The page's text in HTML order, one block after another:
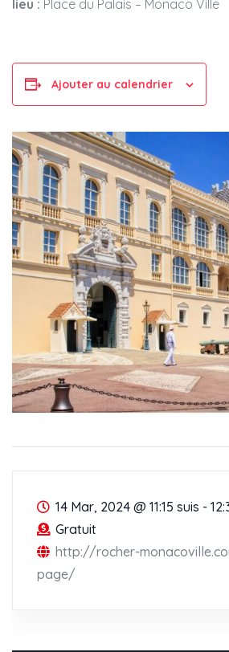
lieu : Place du Palais – Monaco Ville
Ajouter au calendrier
14 Mar, 2024 @ 11:15 suis -
Gratuit
http://rocher-
page/